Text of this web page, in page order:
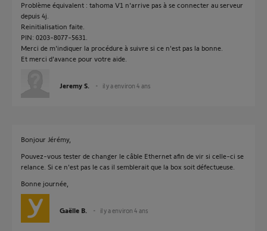
Problème équivalent : tahoma V1 n'arrive pas à se connecter au serveur
depuis 4j.
Reinitialisation faite.
PIN: 0203-8077-5631.
Merci de m'indiquer la procédure à suivre si ce n'est pas la bonne.
Et merci d'avance pour votre aide.
Jeremy S. il y a environ 4 ans
Bonjour Jérémy,
Pouvez-vous tester de changer le câble Ethernet afin de vir si celle-ci se
relance. Si ce n'est pas le cas il semblerait que la box soit défectueuse.
Bonne journée,
Gaëlle B. il y a environ 4 ans